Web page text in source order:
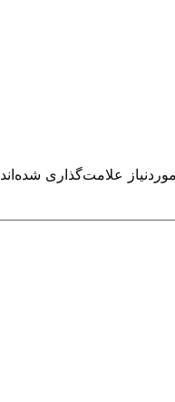
علامت‌گذاری شده‌اند